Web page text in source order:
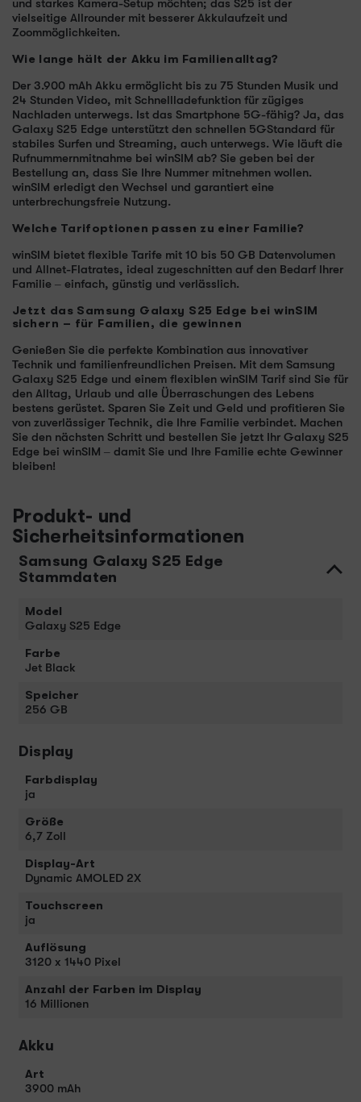
und starkes Kamera-Setup möchten; das S25 ist der
vielseitige Allrounder mit besserer Akkulaufzeit und
Zoommöglichkeiten.
Wie lange hält der Akku im Familienalltag?
Der 3.900 mAh Akku ermöglicht bis zu 75 Stunden Musik und
24 Stunden Video, mit Schnellladefunktion für zügiges
Nachladen unterwegs. Ist das Smartphone 5G-fähig? Ja, das
Galaxy S25 Edge unterstützt den schnellen 5GStandard für
stabiles Surfen und Streaming, auch unterwegs. Wie läuft die
Rufnummernmitnahme bei winSIM ab? Sie geben bei der
Bestellung an, dass Sie Ihre Nummer mitnehmen wollen.
winSIM erledigt den Wechsel und garantiert eine
unterbrechungsfreie Nutzung.
Welche Tarifoptionen passen zu einer Familie?
winSIM bietet flexible Tarife mit 10 bis 50 GB Datenvolumen
und Allnet-Flatrates, ideal zugeschnitten auf den Bedarf Ihrer
Familie – einfach, günstig und verlässlich.
Jetzt das Samsung Galaxy S25 Edge bei winSIM
sichern – für Familien, die gewinnen
Genießen Sie die perfekte Kombination aus innovativer
Technik und familienfreundlichen Preisen. Mit dem Samsung
Galaxy S25 Edge und einem flexiblen winSIM Tarif sind Sie für
den Alltag, Urlaub und alle Überraschungen des Lebens
bestens gerüstet. Sparen Sie Zeit und Geld und profitieren Sie
von zuverlässiger Technik, die Ihre Familie verbindet. Machen
Sie den nächsten Schritt und bestellen Sie jetzt Ihr Galaxy S25
Edge bei winSIM – damit Sie und Ihre Familie echte Gewinner
bleiben!
Produkt- und
Sicherheitsinformationen
Samsung Galaxy S25 Edge
Stammdaten
Model
Galaxy S25 Edge
Farbe
Jet Black
Speicher
256 GB
Display
Farbdisplay
ja
Größe
6,7 Zoll
Display-Art
Dynamic AMOLED 2X
Touchscreen
ja
Auflösung
3120 x 1440 Pixel
Anzahl der Farben im Display
16 Millionen
Akku
Art
3900 mAh